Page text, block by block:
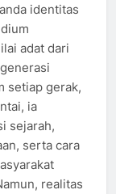
identitas
adat dari
setiap gerak,
ia
sejarah,
serta cara
realitas